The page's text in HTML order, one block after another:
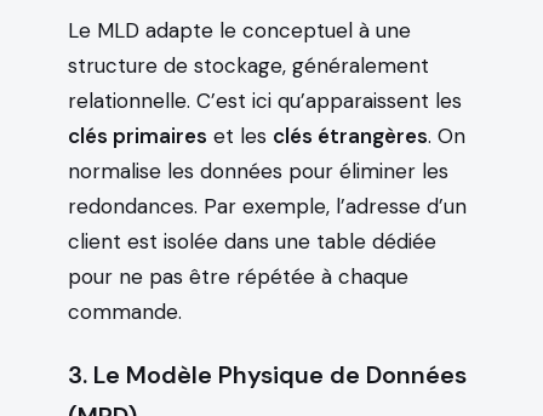
Le MLD adapte le conceptuel à une
structure de stockage, généralement
relationnelle. C’est ici qu’apparaissent les
clés primaires et les clés étrangères. On
normalise les données pour éliminer les
redondances. Par exemple, l’adresse d’un
client est isolée dans une table dédiée
pour ne pas être répétée à chaque
commande.
3. Le Modèle Physique de Données